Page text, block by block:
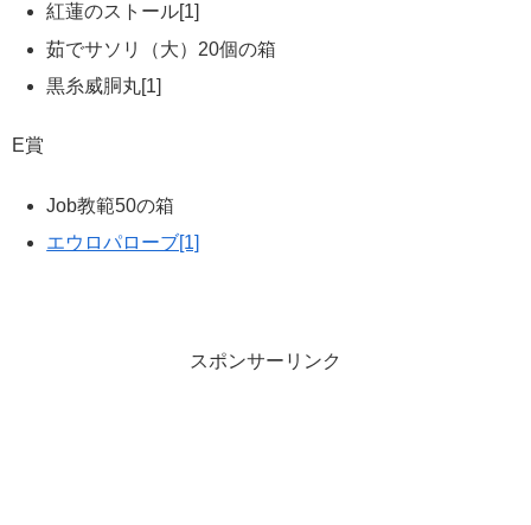
紅蓮のストール[1]
茹でサソリ（大）20個の箱
黒糸威胴丸[1]
E賞
Job教範50の箱
エウロパローブ[1]
スポンサーリンク